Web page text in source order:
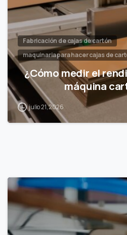
Fabricación de cajas de cartón
maquinaria para hacer cajas de
¿Cómo medir el
máquina
julio 21, 2026